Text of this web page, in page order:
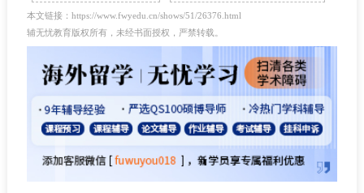
本文链接：https://www.fwyedu.cn/shows/51/26376.html
辅无忧教育版权所有，未经书面授权，严禁转载。